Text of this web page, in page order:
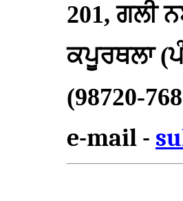
201, ਗਲੀ
ਕਪੂਰਥਲਾ
(98720-
e-mail -